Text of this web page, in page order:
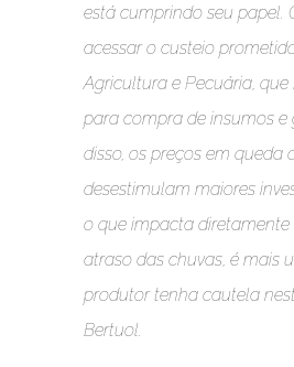
está cumprindo seu papel.
acessar o custeio
Agricultura e Pecuária,
para compra de insumos e
disso, os preços em queda
desestimulam maiores
o que impacta
atraso das chuvas, é mais
produtor tenha cautela
Bertuol.